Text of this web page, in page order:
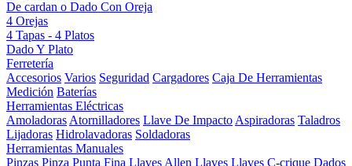
De cardan o Dado Con Oreja
4 Orejas
4 Tapas - 4 Platos
Dado Y Plato
Ferretería
Accesorios Varios Seguridad Cargadores Caja De Herramientas
Medición Baterías
Herramientas Eléctricas
Amoladoras Atornilladores Llave De Impacto Aspiradoras Taladros
Lijadoras Hidrolavadoras Soldadoras
Herramientas Manuales
Pinzas Pinza Punta Fina Llaves Allen Llaves Llaves C-crique Dados